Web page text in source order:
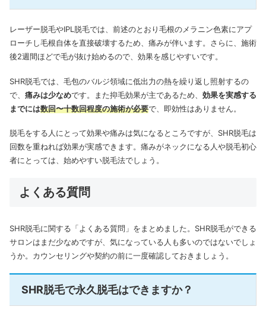
レーザー脱毛やIPL脱毛では、前述のとおり毛根のメラニン色素にアプ
ローチし毛根自体を直接破壊するため、痛みが伴います。さらに、施術
後2週間ほどで毛が抜け始めるので、効果を感じやすいです。
SHR脱毛では、毛包のバルジ領域に低出力の熱を繰り返し照射するの
で、 痛みは少なめです。また抑毛効果が主であるため、 効果を実感する
までには数回〜十数回程度の施術が必要で、即効性はありません。
脱毛をする人にとって効果や痛みは気になるところですが、SHR脱毛は
回数を重ねれば効果が実感できます。痛みがネックになる人や脱毛初心
者にとっては、始めやすい脱毛法でしょう。
よくある質問
SHR脱毛に関する「よくある質問」をまとめました。SHR脱毛ができる
サロンはまだ少なめですが、気になっている人も多いのではないでしょ
うか。カウンセリングや契約の前に一度確認しておきましょう。
SHR脱毛で永久脱毛はできますか？